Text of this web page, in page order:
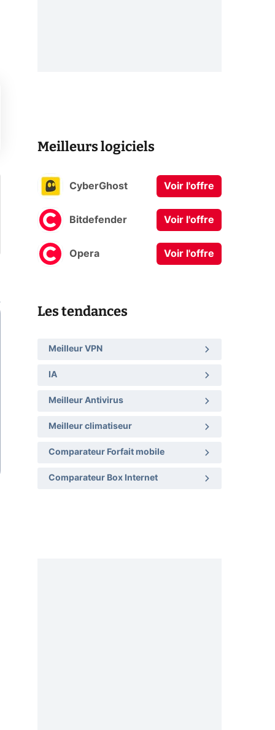
Meilleurs logiciels
CyberGhost Voir l'offre
Bitdefender Voir l'offre
Opera Voir l'offre
Les tendances
Meilleur VPN
IA
Meilleur Antivirus
Meilleur climatiseur
Comparateur Forfait mobile
Comparateur Box Internet